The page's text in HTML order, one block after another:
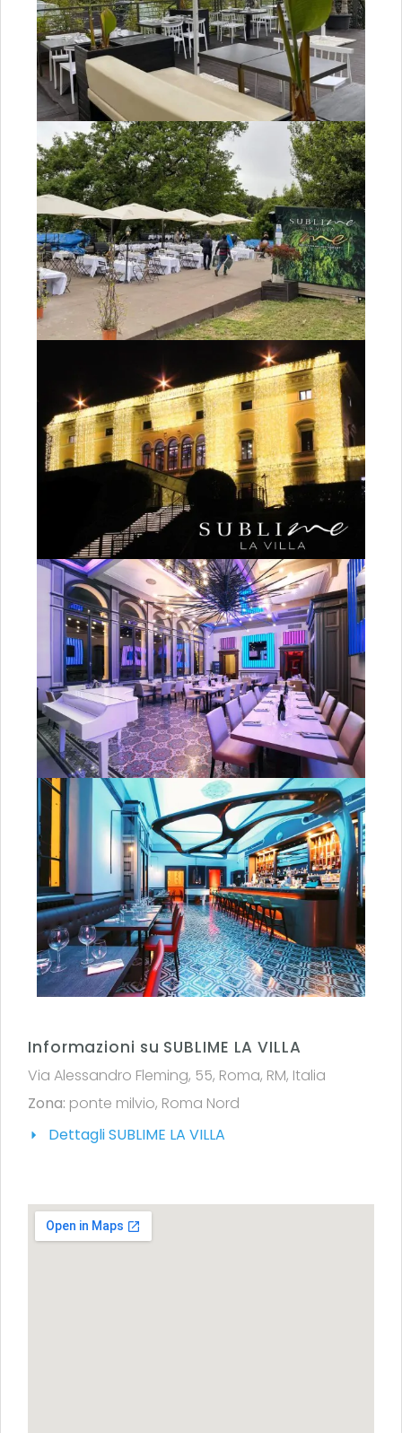
Informazioni su SUBLIME LA VILLA
Via Alessandro Fleming, 55, Roma, RM, Italia
Zona: ponte milvio, Roma Nord
Dettagli SUBLIME LA VILLA